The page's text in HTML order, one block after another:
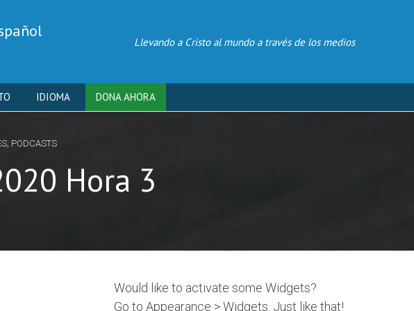
Llevando a Cristo al mundo a través de los medios
IDIOMA DONA AHORA
, PODCASTS
Hora 3
Would like to activate some Widgets?
Go to Appearance > Widgets. Just like that!